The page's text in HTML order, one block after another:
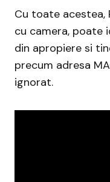
Cu toate
cu camera, poate
din apropiere si
precum adresa
ignorat.